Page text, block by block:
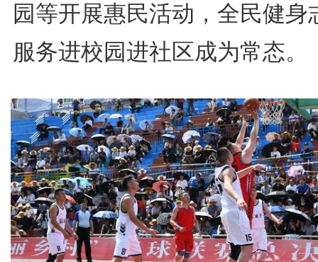
园等开展惠民活动，全民健身
服务进校园进社区成为常态。